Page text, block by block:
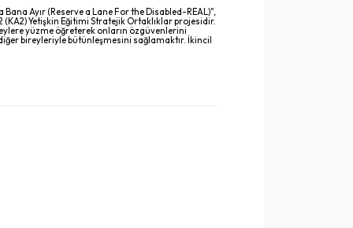
Ayır (Reserve a Lane For the Disabled-REAL)",
Yetişkin Eğitimi Stratejik Ortaklıklar projesidir.
yüzme öğreterek onların özgüvenlerini
bireyleriyle bütünleşmesini sağlamaktır. İkincil